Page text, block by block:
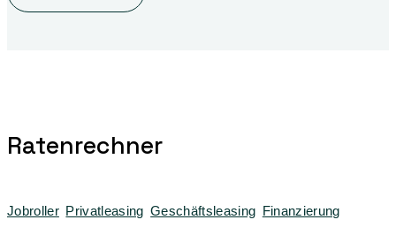
Ratenrechner
Jobroller Privatleasing Geschäftsleasing Finanzierung